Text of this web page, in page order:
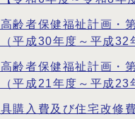
齢者保健福祉計画・
平成30年度～平成32
齢者保健福祉計画・
平成21年度～平成23
購入費及び住宅改修